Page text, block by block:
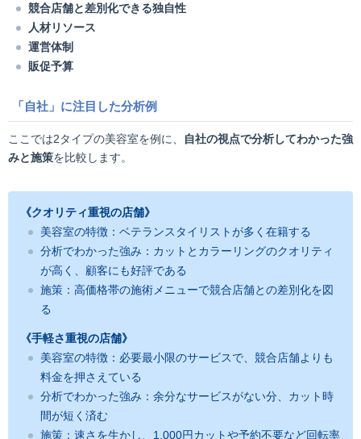
競合店舗と差別化できる独自性
人材リソース
運営体制
販促予算
「自社」に注目した分析例
ここでは2タイプの美容室を例に、
自社の視点で分析してわかった強
みと施策を比較します。
《クオリティ重視の店舗》
美容室の特徴：ベテランスタイリストが多く在籍する
分析でわかった強み：カットとカラーリングのクオリティ
が高く、顧客にも好評である
施策：高価格帯の施術メニューで競合店舗との差別化を図
る
《手軽さ重視の店舗》
美容室の特徴：必要最小限のサービスで、競合店舗よりも
料金を押さえている
分析でわかった強み：余分なサービスがない分、カット時
間が短く済む
施策：速さを生かし、1,000円カットや予約不要など回転率